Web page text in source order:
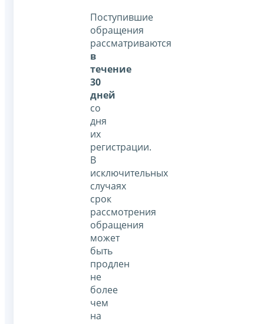
Поступившие
обращения
рассматриваются
в
течение
30
дней
со
дня
их
регистрации.
В
исключительных
случаях
срок
рассмотрения
обращения
может
быть
продлен
не
более
чем
на